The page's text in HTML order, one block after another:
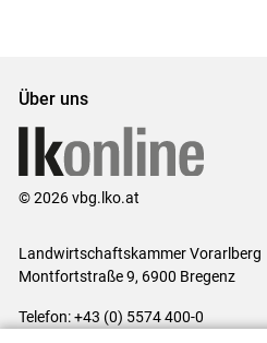
Über uns
© 2026 vbg.lko.at
Landwirtschaftskammer Vorarlberg
Montfortstraße 9, 6900 Bregenz
Telefon: +43 (0) 5574 400-0